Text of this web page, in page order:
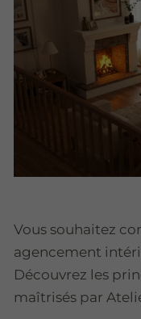
Vous souhaitez
agencement
Découvrez les
maîtrisés par